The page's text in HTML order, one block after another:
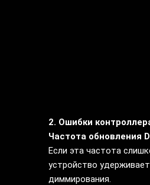
2. Ошибки
Частота обновления
Если эта частота
устройство
диммирования.